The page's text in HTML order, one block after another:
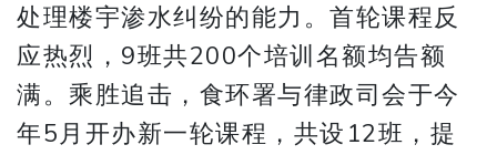
处理楼宇渗水纠纷的能力。首轮课程反
应热烈，9班共200个培训名额均告额
满。乘胜追击，食环署与律政司会于今
年5月开办新一轮课程，共设12班，提